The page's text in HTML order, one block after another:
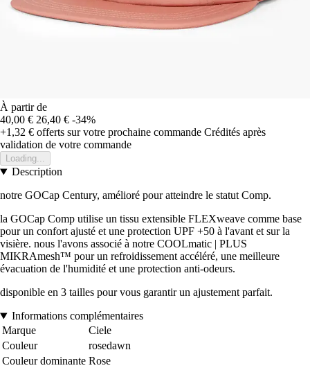
À partir de
40,00 € 26,40 € -34%
+1,32 € offerts sur votre prochaine commande Crédités après
validation de votre commande
Loading...
Description
notre GOCap Century, amélioré pour atteindre le statut Comp.
la GOCap Comp utilise un tissu extensible FLEXweave comme base
pour un confort ajusté et une protection UPF +50 à l'avant et sur la
visière. nous l'avons associé à notre COOLmatic | PLUS
MIKRAmesh™ pour un refroidissement accéléré, une meilleure
évacuation de l'humidité et une protection anti-odeurs.
disponible en 3 tailles pour vous garantir un ajustement parfait.
Informations complémentaires
Marque
Ciele
Couleur
rosedawn
Couleur dominante Rose